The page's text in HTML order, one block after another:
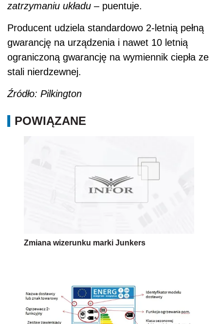
zatrzymaniu układu – puentuje.
Producent udziela standardowo 2-letnią pełną
gwarancję na urządzenia i nawet 10 letnią
ograniczoną gwarancję na wymiennik ciepła ze
stali nierdzewnej.
Źródło: Pilkington
POWIĄZANE
Zmiana wizerunku marki Junkers